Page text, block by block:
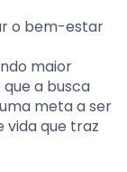
o bem-estar
maior
a busca
meta a ser
vida que traz